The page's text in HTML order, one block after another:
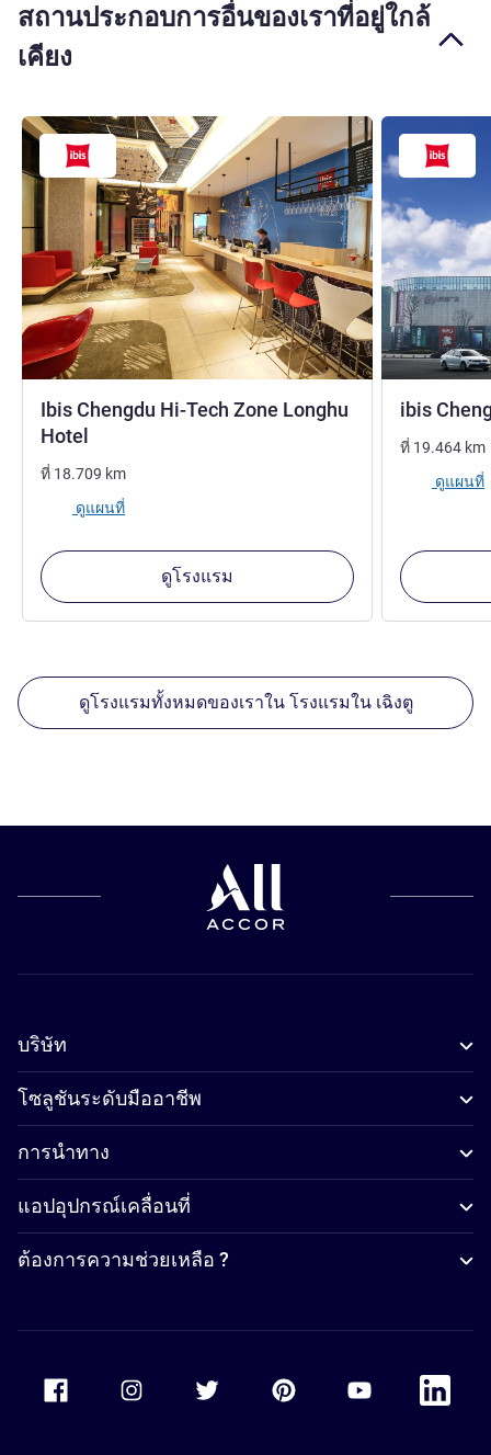
สถานประกอบการอื่นของเราที่อยู่ใกล้
เคียง
Ibis Chengdu Hi-Tech Zone Longhu
Hotel
ที่ 18.709 km
ดูแผนที่
ดูโรงแรม
ibis
ที่ 19.464 km
ดูแผนที่
ดูโรงแรมทั้งหมดของเราใน โรงแรมใน เฉิงตู
บริษัท
โซลูชันระดับมืออาชีพ
การนำทาง
แอปอุปกรณ์เคลื่อนที่
ต้องการความช่วยเหลือ ?
Accor Facebook Accor TwitterAccor PinterestAccor Youtube
Accor